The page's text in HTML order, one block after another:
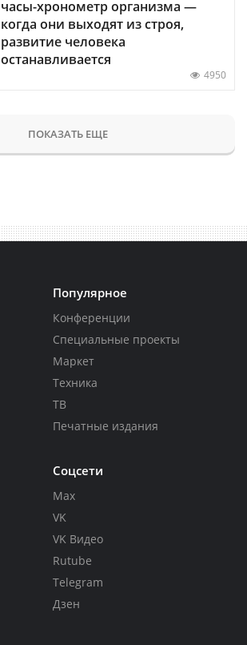
часы-хронометр организма —
когда они выходят из строя,
развитие человека
останавливается
4950
ПОКАЗАТЬ ЕЩЕ
Популярное
Конференции
Специальные проекты
Маркет
Техника
ТВ
Печатные издания
Соцсети
Max
VK
VK Видео
Rutube
Telegram
Дзен